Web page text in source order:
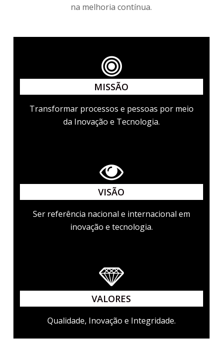
na melhoria contínua.
MISSÃO
Transformar processos e pessoas por meio
da Inovação e Tecnologia.
VISÃO
Ser referência nacional e internacional em
inovação e tecnologia.
VALORES
Qualidade, Inovação e Integridade.